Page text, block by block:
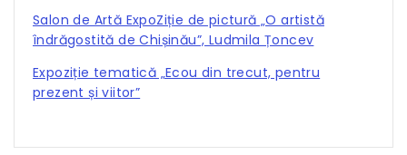
Salon de Artă ExpoZiție de pictură „O artistă
îndrăgostită de Chișinău”, Ludmila Țoncev
Expoziție tematică „Ecou din trecut, pentru
prezent și viitor”